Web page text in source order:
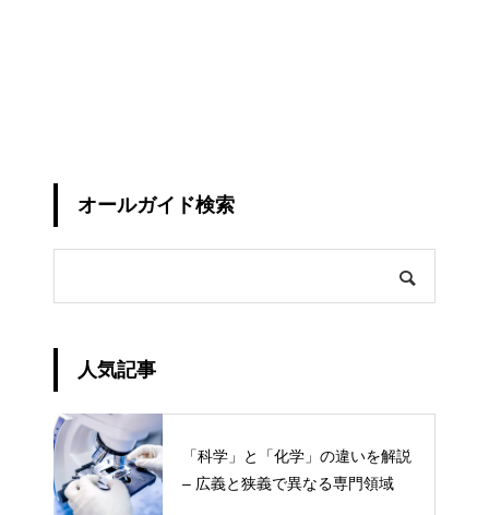
オールガイド検索
人気記事
「科学」と「化学」の違いを解説
– 広義と狭義で異なる専門領域